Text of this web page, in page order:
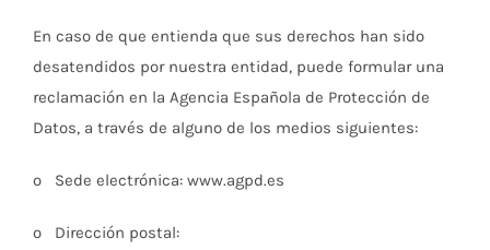
En caso de que entienda que sus derechos han sido
desatendidos por nuestra entidad, puede formular una
reclamación en la Agencia Española de Protección de
Datos, a través de alguno de los medios siguientes:
o Sede electrónica: www.agpd.es
o Dirección postal: